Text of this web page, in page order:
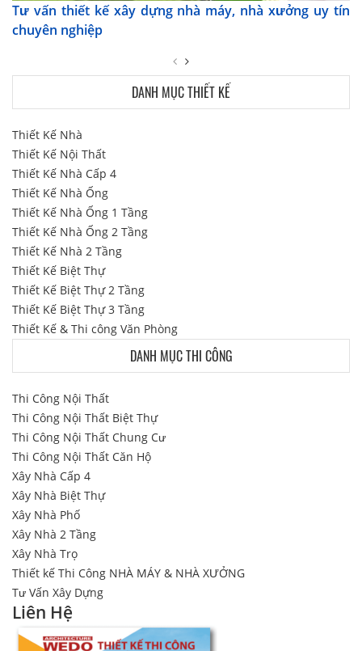
Tư vấn thiết kế xây dựng nhà máy, nhà xưởng uy tín
chuyên nghiệp
DANH MỤC THIẾT KẾ
Thiết Kế Nhà
Thiết Kế Nội Thất
Thiết Kế Nhà Cấp 4
Thiết Kế Nhà Ống
Thiết Kế Nhà Ống 1 Tầng
Thiết Kế Nhà Ống 2 Tầng
Thiết Kế Nhà 2 Tầng
Thiết Kế Biệt Thự
Thiết Kế Biệt Thự 2 Tầng
Thiết Kế Biệt Thự 3 Tầng
Thiết Kế & Thi công Văn Phòng
DANH MỤC THI CÔNG
Thi Công Nội Thất
Thi Công Nội Thất Biệt Thự
Thi Công Nội Thất Chung Cư
Thi Công Nội Thất Căn Hộ
Xây Nhà Cấp 4
Xây Nhà Biệt Thự
Xây Nhà Phố
Xây Nhà 2 Tầng
Xây Nhà Trọ
Thiết kế Thi Công NHÀ MÁY & NHÀ XƯỞNG
Tư Vấn Xây Dựng
Liên Hệ